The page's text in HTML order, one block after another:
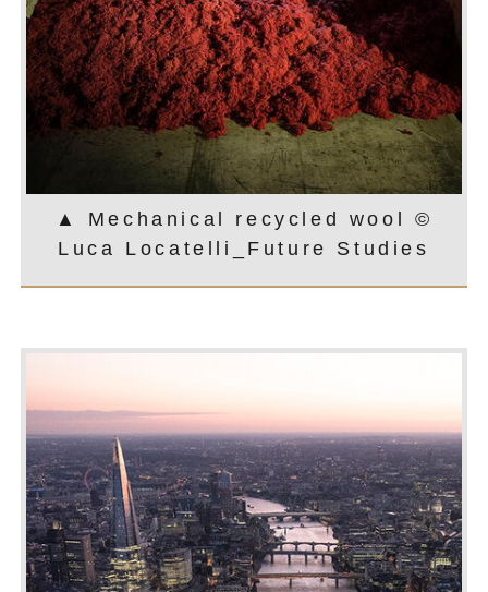
▲ Mechanical recycled wool ©
Luca Locatelli_Future Studies